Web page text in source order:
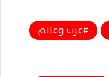
عرب وعالم